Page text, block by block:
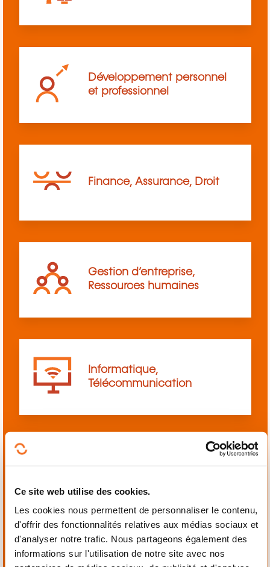
Ce site web utilise des cookies.
Les cookies nous permettent de personnaliser le contenu,
d'offrir des fonctionnalités relatives aux médias sociaux et
d'analyser notre trafic. Nous partageons également des
informations sur l'utilisation de notre site avec nos
Développement personnel
et professionnel
Finance, Assurance, Droit
Gestion d’entreprise,
Ressources humaines
Informatique,
Télécommunication
Mécanique,